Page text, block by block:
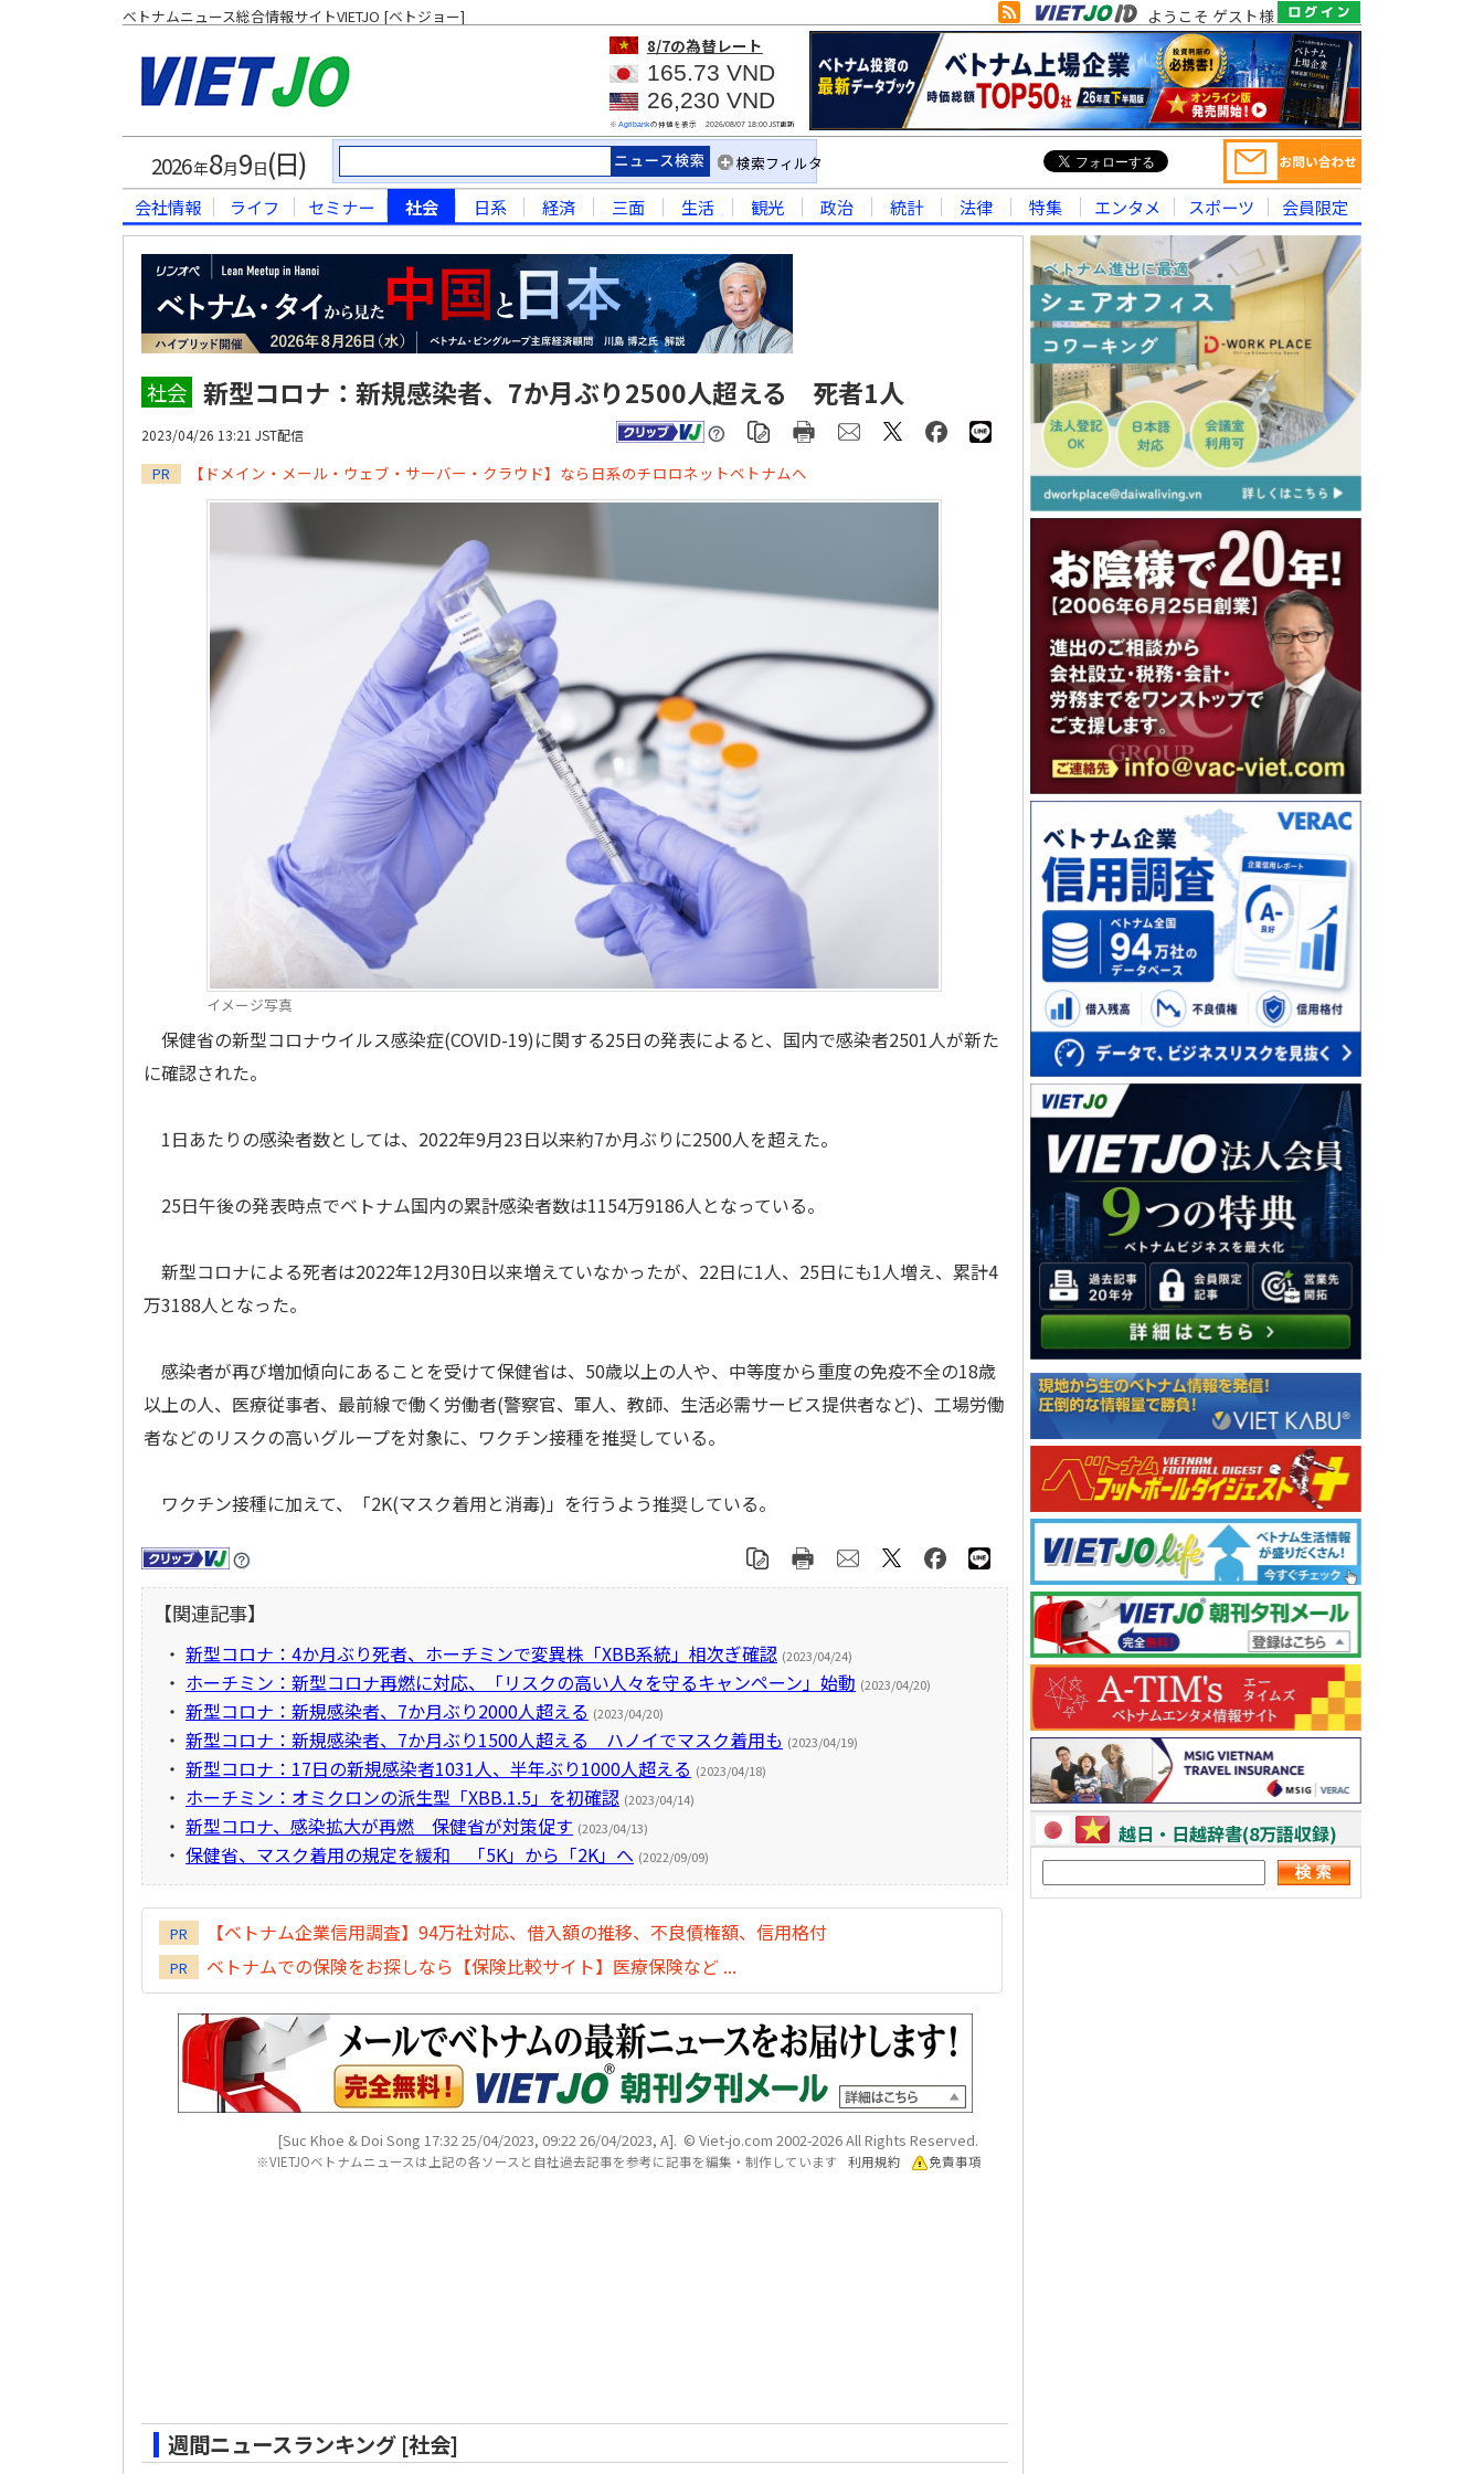
ベトナムニュース総合情報サイトVIETJO [ベトジョー]
ようこそ ゲスト様
8/7の為替レート
165.73 VND
26,230 VND
※ Agribankの仲値を表示 2026/08/07 18:00JST更新
2026年8月9 日(日) 検索フィルタ
会社情報 ライフ セミナー 社会 日系 経済 三面 生活 観光 政治 統計 法律 特集 エンタメ スポーツ 会員限定
社会 新型コロナ：新規感染者、7か月ぶり2500人超える 死者1人
2023/04/26 13:21 JST配信
PR 【ドメイン・メール・ウェブ・サーバー・クラウド】なら日系のチロロネットベトナムへ
イメージ写真
保健省の新型コロナウイルス感染症(COVID-19)に関する25日の発表によると、国内で感染者2501人が新た
に確認された。
1日あたりの感染者数としては、2022年9月23日以来約7か月ぶりに2500人を超えた。
25日午後の発表時点でベトナム国内の累計感染者数は1154万9186人となっている。
新型コロナによる死者は2022年12月30日以来増えていなかったが、22日に1人、25日にも1人増え、累計4
万3188人となった。
感染者が再び増加傾向にあることを受けて保健省は、50歳以上の人や、中等度から重度の免疫不全の18歳
以上の人、医療従事者、最前線で働く労働者(警察官、軍人、教師、生活必需サービス提供者など)、工場労働
者などのリスクの高いグループを対象に、ワクチン接種を推奨している。
ワクチン接種に加えて、「2K(マスク着用と消毒)」を行うよう推奨している。
【関連記事】
・ 新型コロナ：4か月ぶり死者、ホーチミンで変異株「XBB系統」相次ぎ確認 (2023/04/24)
・ ホーチミン：新型コロナ再燃に対応、「リスクの高い人々を守るキャンペーン」始動 (2023/04/20)
・ 新型コロナ：新規感染者、7か月ぶり2000人超える (2023/04/20)
・ 新型コロナ：新規感染者、7か月ぶり1500人超える ハノイでマスク着用も (2023/04/19)
・ 新型コロナ：17日の新規感染者1031人、半年ぶり1000人超える (2023/04/18)
・ ホーチミン：オミクロンの派生型「XBB.1.5」を初確認 (2023/04/14)
・ 新型コロナ、感染拡大が再燃 保健省が対策促す (2023/04/13)
・ 保健省、マスク着用の規定を緩和 「5K」から「2K」へ (2022/09/09)
PR 【ベトナム企業信用調査】94万社対応、借入額の推移、不良債権額、信用格付
PR ベトナムでの保険をお探しなら【保険比較サイト】医療保険など ...
[Suc Khoe & Doi Song 17:32 25/04/2023, 09:22 26/04/2023, A]. © Viet-jo.com 2002-2026 All Rights Reserved.
※VIETJOベトナムニュースは上記の各ソースと自社過去記事を参考に記事を編集・制作しています 利用規約 免責事項
週間ニュースランキング [社会]
越日・日越辞書(8万語収録)